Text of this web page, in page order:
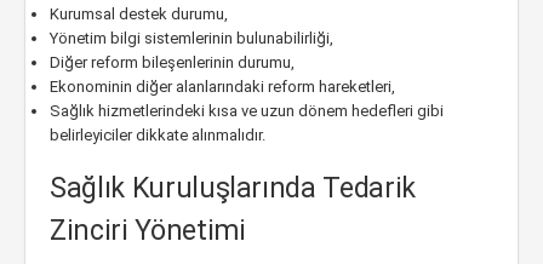
Kurumsal destek durumu,
Yönetim bilgi sistemlerinin bulunabilirliği,
Diğer reform bileşenlerinin durumu,
Ekonominin diğer alanlarındaki reform hareketleri,
Sağlık hizmetlerindeki kısa ve uzun dönem hedefleri gibi
belirleyiciler dikkate alınmalıdır.
Sağlık Kuruluşlarında Tedarik
Zinciri Yönetimi